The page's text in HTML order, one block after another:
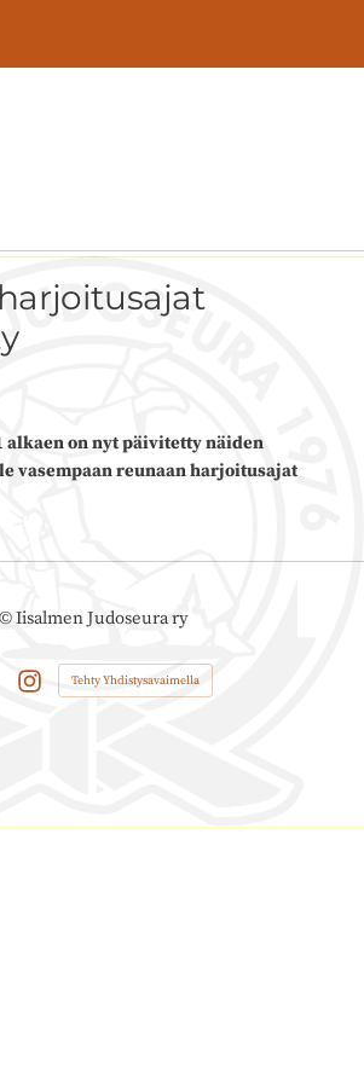
ry
alkaen on nyt päivitetty näiden
vasempaan reunaan harjoitusajat
©Iisalmen Judoseura ry
Tehty Yhdistysavaimella